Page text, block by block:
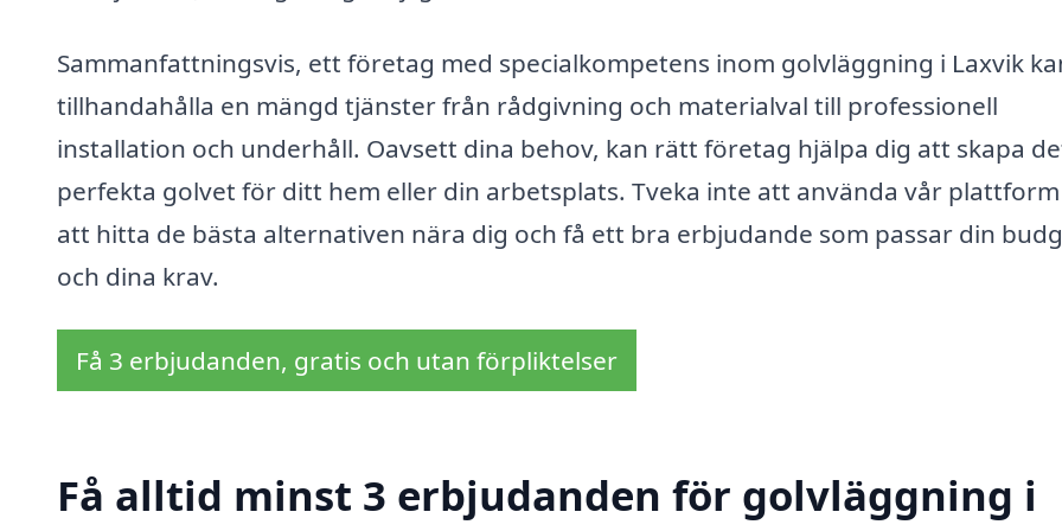
Sammanfattningsvis, ett företag med specialkompetens inom golvläggning i Laxvik
tillhandahålla en mängd tjänster från rådgivning och materialval till professionell
installation och underhåll. Oavsett dina behov, kan rätt företag hjälpa dig att skapa
perfekta golvet för ditt hem eller din arbetsplats. Tveka inte att använda vår
att hitta de bästa alternativen nära dig och få ett bra erbjudande som passar din
och dina krav.
Få 3 erbjudanden, gratis och utan förpliktelser
Få alltid minst 3 erbjudanden för golvläggning i